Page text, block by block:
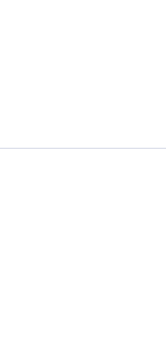
Diş Post Tedavisi: